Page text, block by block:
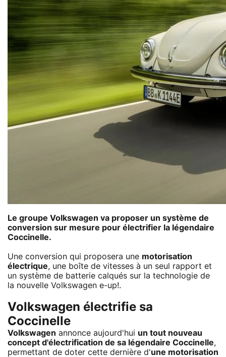
Le groupe Volkswagen va proposer un système de
conversion sur mesure pour électrifier la légendaire
Coccinelle.
Une conversion qui proposera une motorisation
électrique, une boîte de vitesses à un seul rapport et
un système de batterie calqués sur la technologie de
la nouvelle Volkswagen e-up!.
Volkswagen électrifie sa
Coccinelle
Volkswagen annonce aujourd'hui un tout nouveau
concept d'électrification de sa légendaire Coccinelle,
permettant de doter cette dernière d'une motorisation